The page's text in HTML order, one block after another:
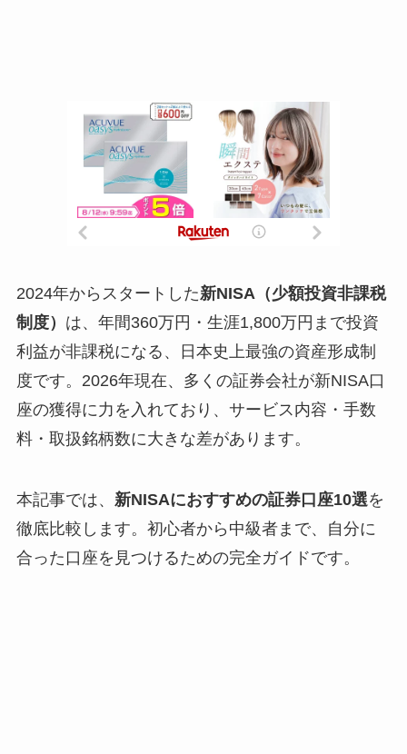
2024年からスタートした新NISA（少額投資非課税
制度） は、年間360万円・生涯1,800万円まで投資
利益が非課税になる、日本史上最強の資産形成制
度です。2026年現在、多くの証券会社が新NISA口
座の獲得に力を入れており、サービス内容・手数
料・取扱銘柄数に大きな差があります。
本記事では、 新NISAにおすすめの証券口座10選を
徹底比較します。初心者から中級者まで、自分に
合った口座を見つけるための完全ガイドです。